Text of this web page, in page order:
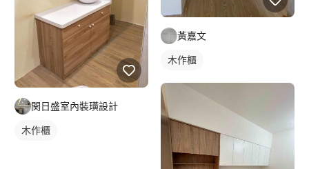
関日盛室內裝璜設計
木作櫃
黃嘉文
木作櫃